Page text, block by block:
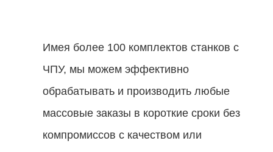
Имея более 100 комплектов станков с
ЧПУ, мы можем эффективно
обрабатывать и производить любые
массовые заказы в короткие сроки без
компромиссов с качеством или